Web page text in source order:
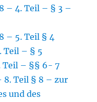
– 4. Teil – § 3 –
– 5. Teil § 4
Teil – § 5
Teil – §§ 6- 7
8. Teil § 8 – zur
und des